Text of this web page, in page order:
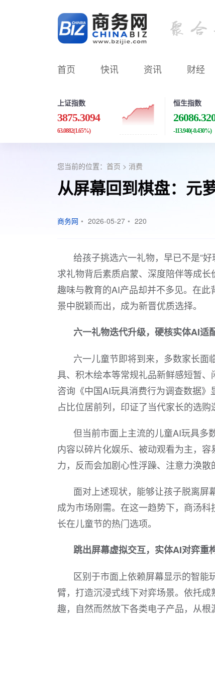
首页 快讯 资讯 财经
上证指数
3875.3094
63.0882(1.65%)
恒生指数
-113.940(-0.430%)
您当前的位置： 首页 > 消费
从屏幕回到棋盘：元
商务网 • 2026-05-27 • 220
给孩子挑选六一礼物，早已不是“
求礼物背后素质启蒙、深度陪伴等成
趣味与教育的AI产品却并不多见。在
景中脱颖而出，成为新晋优质选择。
六一礼物迭代升级，硬核实体AI适
六一儿童节即将到来，多数家长面
具、积木绘本等常规礼品新鲜感短暂
咨询《中国AI玩具消费行为调查数据
占比位居前列，印证了当代家长的选购
但当前市面上主流的儿童AI玩具多
内容以碎片化娱乐、被动观看为主，
力，反而会加剧心性浮躁、注意力涣散
面对上述现状，能够让孩子脱离屏
成为市场刚需。在这一趋势下，商汤
长在儿童节的热门选项。
跳出屏幕虚拟交互，实体AI对弈重
区别于市面上依赖屏幕显示的智能
臂，打造沉浸式线下对弈场景。依托
趣，自然而然放下各类电子产品，从根